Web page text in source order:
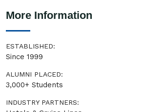
More Information
ESTABLISHED:
Since 1999
ALUMNI PLACED:
3,000+ Students
INDUSTRY PARTNERS: